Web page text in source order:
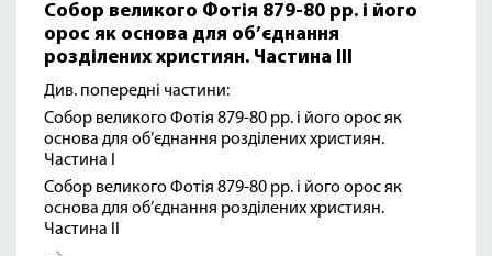
Собор великого Фотія 879-80 рр. і його
орос як основа для об’єднання
розділених християн. Частина ІІІ
Див. попередні частини:
Собор великого Фотія 879-80 рр. і його орос як
основа для об’єднання розділених християн.
Частина I
Собор великого Фотія 879-80 рр. і його орос як
основа для об’єднання розділених християн.
Частина ІІ